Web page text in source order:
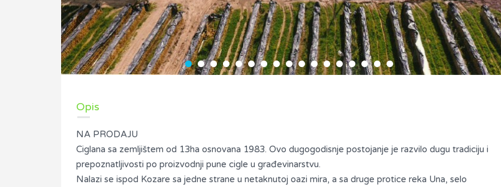
Opis
NA PRODAJU
Ciglana sa zemljištem od 13ha osnovana 1983. Ovo dugogodisnje postojanje je razvilo dugu tradiciju i
prepoznatljivosti po proizvodnji pune cigle u građevinarstvu.
Nalazi se ispod Kozare sa jedne strane u netaknutoj oazi mira, a sa druge protice reka Una, selo